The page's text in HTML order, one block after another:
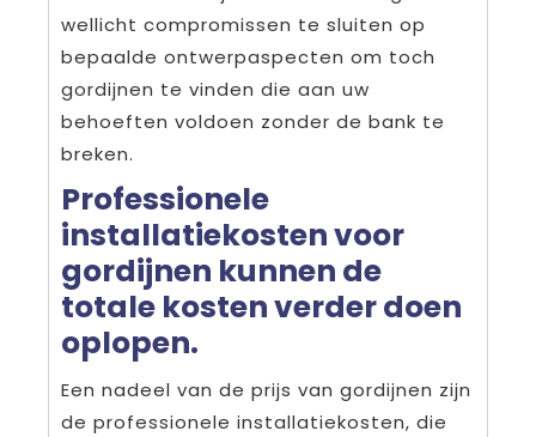
wellicht compromissen te sluiten op
bepaalde ontwerpaspecten om toch
gordijnen te vinden die aan uw
behoeften voldoen zonder de bank te
breken.
Professionele
installatiekosten voor
gordijnen kunnen de
totale kosten verder doen
oplopen.
Een nadeel van de prijs van gordijnen zijn
de professionele installatiekosten, die